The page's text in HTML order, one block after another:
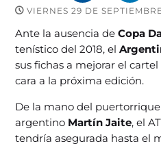
VIERNES 29 DE
Ante la ausencia deCopa
tenístico del 2018, el
sus fichas a mejorar el
cara a la próxima edición.
De la mano del
argentino Martín Jaite, el
tendría asegurada hasta el